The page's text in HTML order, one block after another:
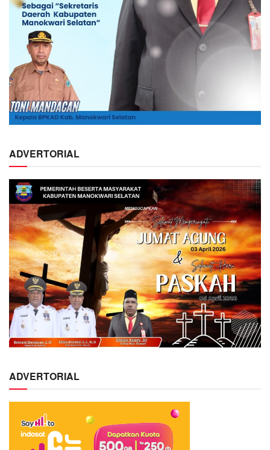
ADVERTORIAL
ADVERTORIAL